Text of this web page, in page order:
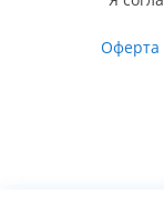
Оферта